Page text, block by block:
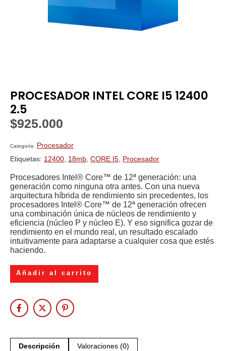
PROCESADOR INTEL CORE I5 12400
2.5
$925.000
Categoría:
Procesador
Etiquetas: 12400 18mb CORE I5 Procesador
Procesadores Intel® Core™ de 12ª generación: una
generación como ninguna otra antes. Con una nueva
arquitectura híbrida de rendimiento sin precedentes, los
procesadores Intel® Core™ de 12ª generación ofrecen
una combinación única de núcleos de rendimiento y
eficiencia (núcleo P y núcleo E). Y eso significa gozar de
rendimiento en el mundo real, un resultado escalado
intuitivamente para adaptarse a cualquier cosa que estés
haciendo.
Añadir al carrito
Descripción Valoraciones (0)